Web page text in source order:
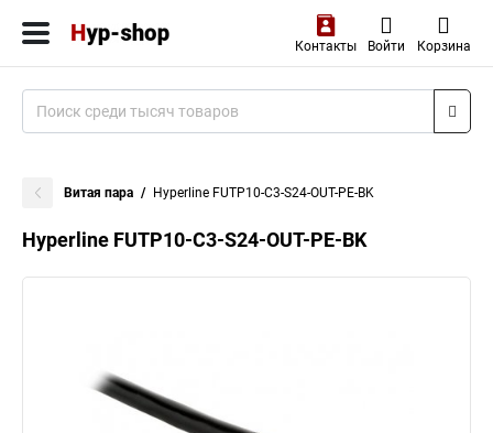
Контакты Войти Корзина
Витая пара Hyperline FUTP10-C3-S24-OUT-PE-BK
Hyperline FUTP10-C3-S24-OUT-PE-BK